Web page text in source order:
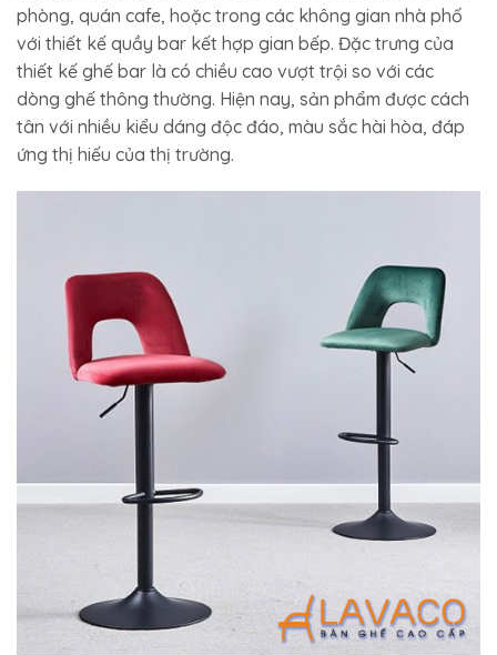
phòng, quán cafe, hoặc trong các không gian nhà phố
với thiết kế quầy bar kết hợp gian bếp. Đặc trưng của
thiết kế ghế bar là có chiều cao vượt trội so với các
dòng ghế thông thường. Hiện nay, sản phẩm được cách
tân với nhiều kiểu dáng độc đáo, màu sắc hài hòa, đáp
ứng thị hiếu của thị trường.